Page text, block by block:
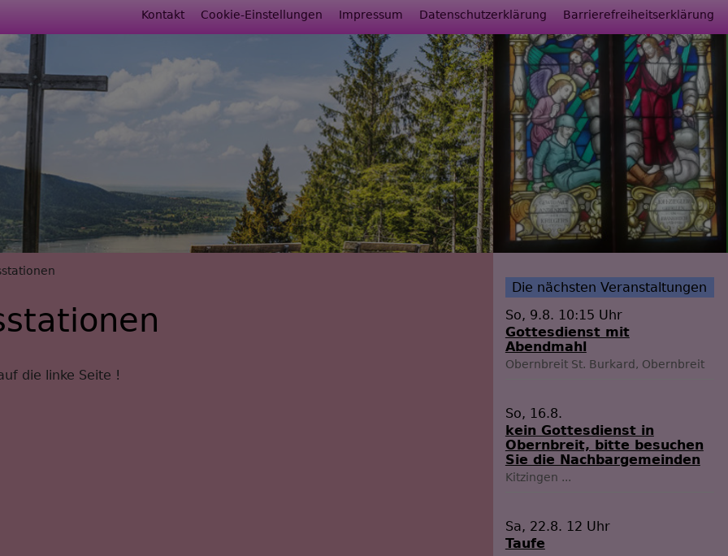
Fußbereichsmenü
Kontakt Cookie-Einstellungen Impressum Datenschutzerklärung Barrierefreiheitserklärung
die linke Seite !
Die nächsten Veranstaltungen
So, 9.8. 10:15 Uhr
Gottesdienst mit
Abendmahl
Obernbreit St. Burkard, Obernbreit
So, 16.8.
kein Gottesdienst in
Obernbreit, bitte besuchen
Sie die Nachbargemeinden
Kitzingen ...
Sa, 22.8. 12 Uhr
Taufe